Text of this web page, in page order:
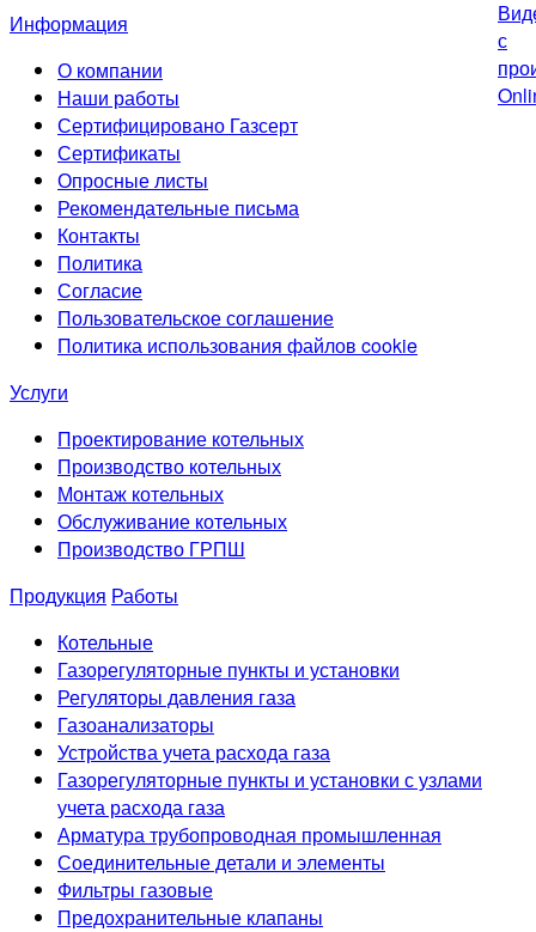
Информация
О компании
Наши работы
Сертифицировано Газсерт
Сертификаты
Опросные листы
Рекомендательные письма
Контакты
Политика
Согласие
Пользовательское соглашение
Политика использования файлов cookie
Услуги
Проектирование котельных
Производство котельных
Монтаж котельных
Обслуживание котельных
Производство ГРПШ
Продукция Работы
Котельные
Газорегуляторные пункты и установки
Регуляторы давления газа
Газоанализаторы
Устройства учета расхода газа
Газорегуляторные пункты и установки с узлами
учета расхода газа
Арматура трубопроводная промышленная
Соединительные детали и элементы
Фильтры газовые
Предохранительные клапаны